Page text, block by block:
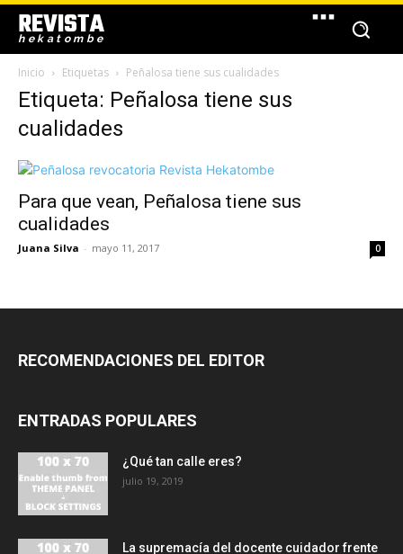
REVISTA
hekatombe
Inicio Etiquetas Peñalosa tiene sus cualidades
Etiqueta: Peñalosa tiene sus
cualidades
Para que vean, Peñalosa tiene sus
cualidades
Juana Silva - mayo 11, 2017 0
RECOMENDACIONES DEL EDITOR
ENTRADAS POPULARES
¿Qué tan calle eres?
julio 19, 2019
La supremacía del docente cuidador frente